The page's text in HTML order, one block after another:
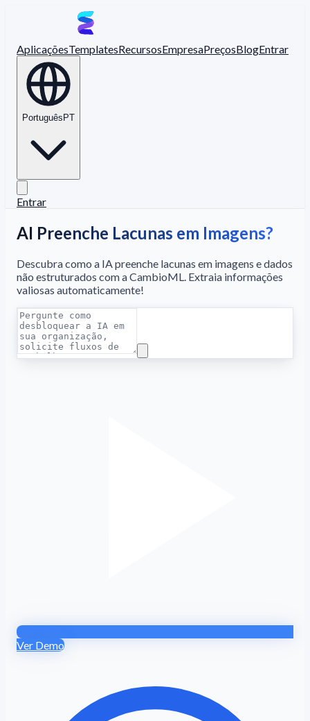
AplicaçõesTemplatesRecursosEmpresaPreçosBlogEntrar
Português PT
Entrar
AI Preenche Lacunas em Imagens?
Descubra como a IA preenche lacunas em imagens e dados
não estruturados com a CambioML. Extraia informações
valiosas automaticamente!
Ver Demo